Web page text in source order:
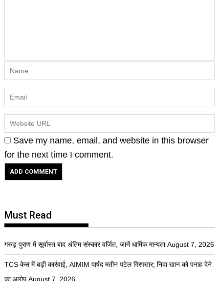
Save my name, email, and website in this browser
for the next time I comment.
Must Read
गरुड़ पुराण में सूर्यास्त बाद अंतिम संस्कार वर्जित, जानें धार्मिक मान्यता August 7, 2026
TCS केस में बड़ी कार्रवाई, AIMIM पार्षद मतीन पटेल गिरफ्तार; निदा खान को पनाह देने
का आरोप August 7, 2026